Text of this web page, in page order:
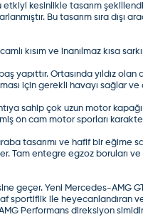
etkiyi kesinlikle tasarım
Bu tasarım sıra dışı
kısım ve inanılmaz kısa
yapıttır. Ortasında yıldız
için gerekli havayı sağlar ve
sahip çok uzun motor
ön cam motor sporları
tasarımı ve hafif bir eğime
Tam entegre egzoz
geçer. Yeni Mercedes-AMG
sportiflik ile heyecanlandıran
Performans direksiyon